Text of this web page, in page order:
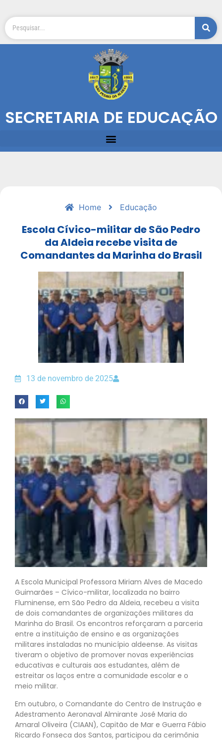
SECRETARIA DE EDUCAÇÃO
Home Educação
Escola Cívico-militar de São Pedro
da Aldeia recebe visita de
Comandantes da Marinha do Brasil
13 de novembro de 2025
A Escola Municipal Professora Miriam Alves de Macedo
Guimarães – Cívico-militar, localizada no bairro
Fluminense, em São Pedro da Aldeia, recebeu a visita
de dois comandantes de organizações militares da
Marinha do Brasil. Os encontros reforçaram a parceria
entre a instituição de ensino e as organizações
militares instaladas no município aldeense. As visitas
tiveram o objetivo de promover novas experiências
educativas e culturais aos estudantes, além de
estreitar os laços entre a comunidade escolar e o
meio militar.
Em outubro, o Comandante do Centro de Instrução e
Adestramento Aeronaval Almirante José Maria do
Amaral Oliveira (CIAAN), Capitão de Mar e Guerra Fábio
Ricardo Fonseca dos Santos, participou da cerimônia